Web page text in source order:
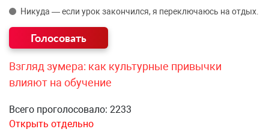
Никуда — если урок закончился, я переключаюсь на отдых.
Взгляд зумера: как культурные привычки
влияют на обучение
Всего проголосовало: 2233
Открыть отдельно